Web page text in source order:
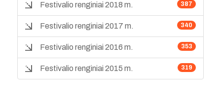
387
Festivalio renginiai 2018 m.
340
Festivalio renginiai 2017 m.
353
Festivalio renginiai 2016 m.
319
Festivalio renginiai 2015 m.